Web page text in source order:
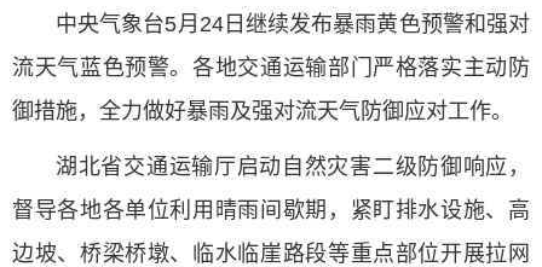
中央气象台5月24日继续发布暴雨黄色预警和强对
流天气蓝色预警。各地交通运输部门严格落实主动防
御措施，全力做好暴雨及强对流天气防御应对工作。
湖北省交通运输厅启动自然灾害二级防御响应，
督导各地各单位利用晴雨间歇期，紧盯排水设施、高
边坡、桥梁桥墩、临水临崖路段等重点部位开展拉网